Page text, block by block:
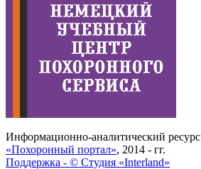
Информационно-аналитический ресурс
«Похоронный портал», 2014 - гг.
Поддержка - © Cтудия «Interland»